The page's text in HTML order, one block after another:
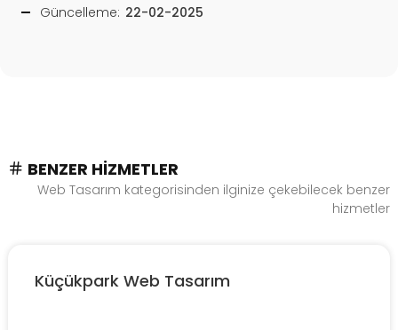
Güncelleme: 22-02-2025
BENZER HIZMETLER
Web Tasarım kategorisinden ilginize çekebilecek benzer
hizmetler
Küçükpark Web Tasarım